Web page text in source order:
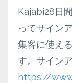
Kajabi28日
ってサイン
集客に使え
す。サイン
https://